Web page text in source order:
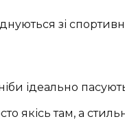
зі
ідеально
якісь там, а